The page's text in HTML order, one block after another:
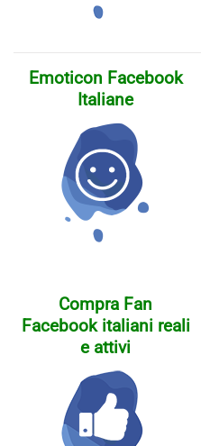
Emoticon Facebook
Italiane
Compra Fan
Facebook italiani reali
e attivi